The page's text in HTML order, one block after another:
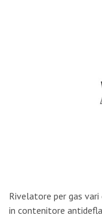
Rivelatore per gas vari
in contenitore